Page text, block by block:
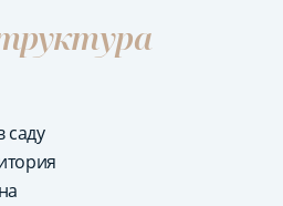
саду